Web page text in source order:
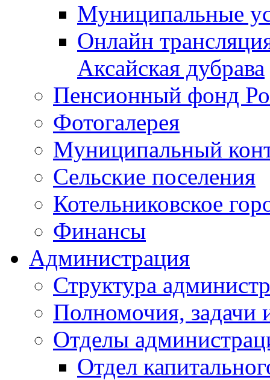
Муниципальные
Онлайн
Аксайская дубрава
Пенсионный фонд
Фотогалерея
Муниципальный
Сельские поселения
Котельниковское
Финансы
Администрация
Структура
Полномочия, задачи
Отделы
Отдел